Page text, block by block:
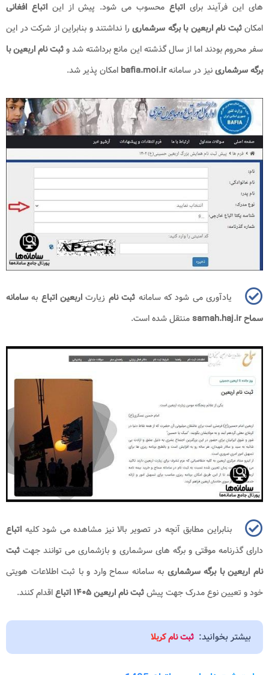
های این فرآیند برایاتباعمحسوب می شود. پیش از ایناتباع افغانی
امکانثبت نام اربعین با برگه سرشماری را نداشتند و بنابراین از شرکت در این
سفر محروم بودند اما از سال گذشته این مانع برداشته شد وثبت نام اربعین با
برگه سرشمارینیز در سامانهbafia.moi.ir امکان پذیر شد.
یادآوری می شود که سامانه ثبت نام زیارتاربعین اتباع به سامانه
سماحsamah.haj.irمنتقل شده است.
بنابراین مطابق آنچه در تصویر بالا نیز مشاهده می شود کلیه اتباع
دارای گذرنامه موقتی و برگه های سرشماری و بازشماری می توانند جهت ثبت
نام اربعین با برگه سرشماری به سامانه سماح وارد و با ثبت اطلاعات هویتی
خود و تعیین نوع مدرک جهت پیشثبت نام اربعین ۱۴۰۵ اتباع اقدام کنند.
بیشتر بخوانید: ثبت نام کربلا